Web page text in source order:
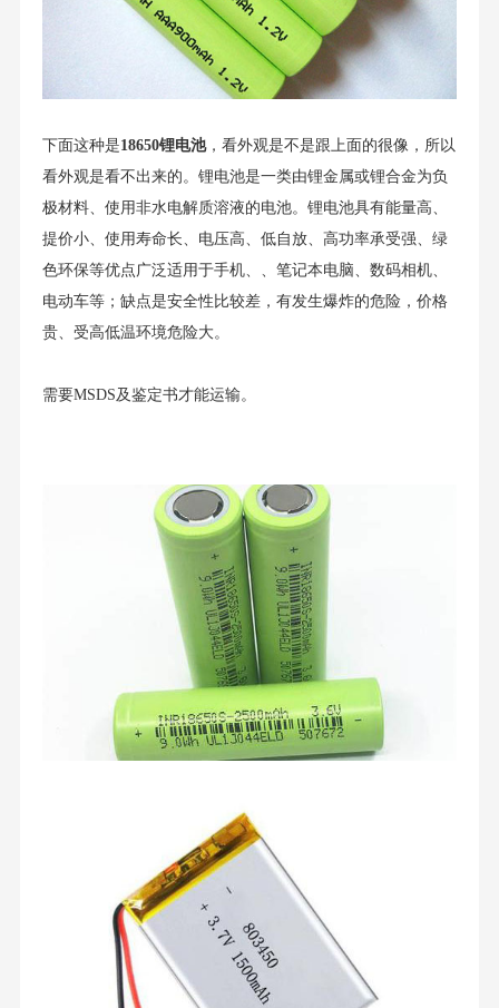
下面这种是18650锂电池，看外观是不是跟上面的很像，所以
看外观是看不出来的。锂电池是一类由锂金属或锂合金为负
极材料、使用非水电解质溶液的电池。锂电池具有能量高、
提价小、使用寿命长、电压高、低自放、高功率承受强、绿
色环保等优点广泛适用于手机、、笔记本电脑、数码相机、
电动车等；缺点是安全性比较差，有发生爆炸的危险，价格
贵、受高低温环境危险大。
需要MSDS及鉴定书才能运输。